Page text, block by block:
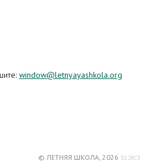
window@letnyayashkola.org
© ЛЕТНЯЯ ШКОЛА, 2026 32.2RC3